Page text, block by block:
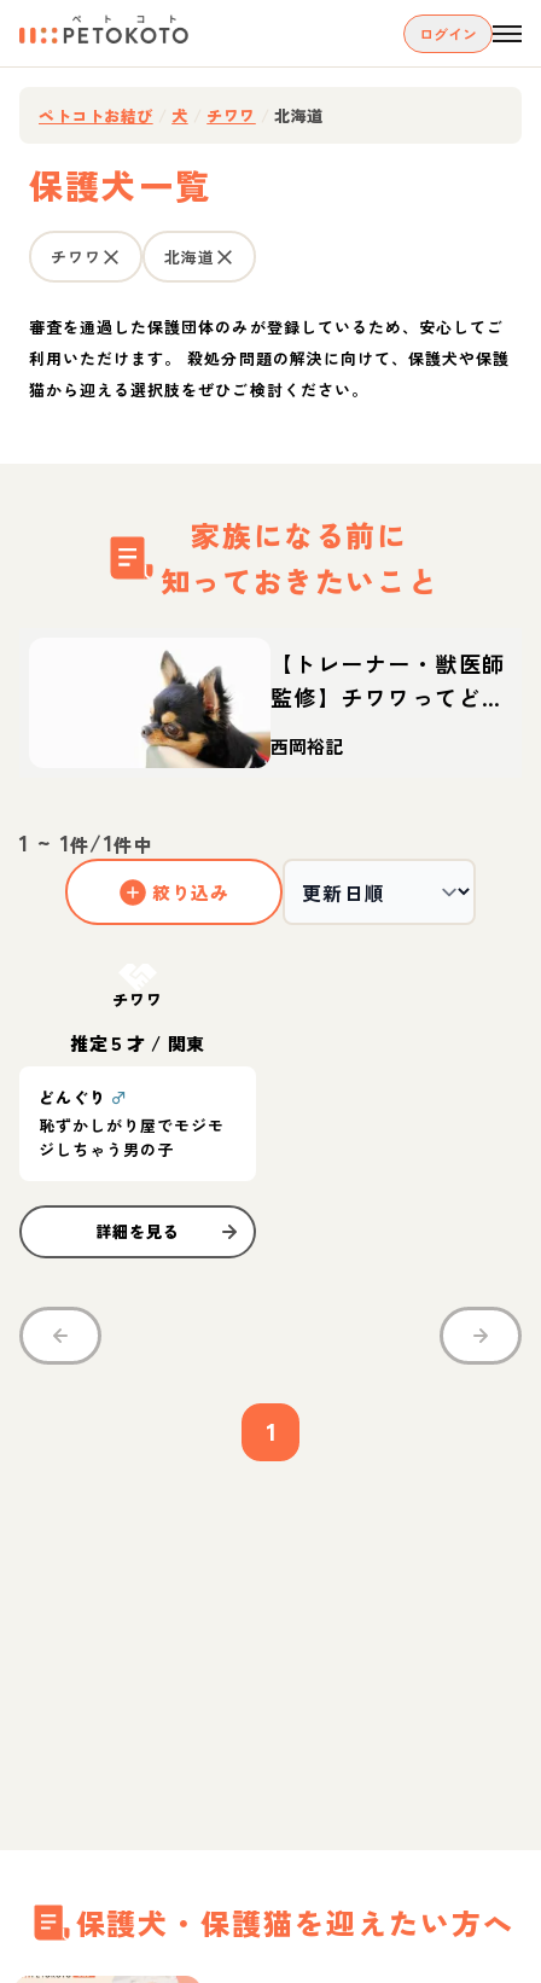
ログイン
ペトコトお結び 犬 チワワ 北海道
保護犬一覧
チワワ 北海道
審査を通過した保護団体のみが登録しているため、安心してご
利用いただけます。 殺処分問題の解決に向けて、保護犬や保護
猫から迎える選択肢をぜひご検討ください。
家族になる前に
知っておきたいこと
【トレーナー・獣医師
監修】チワワってどん
な犬？性格・特徴・育
て方・迎え方
西岡裕記
1 ~ 1件/1件中
絞り込み
チワワ
推定５才 / 関東
どんぐり ♂
恥ずかしがり屋でモジモ
ジしちゃう男の子
詳細を見る
1
保護犬・保護猫を迎えたい方へ